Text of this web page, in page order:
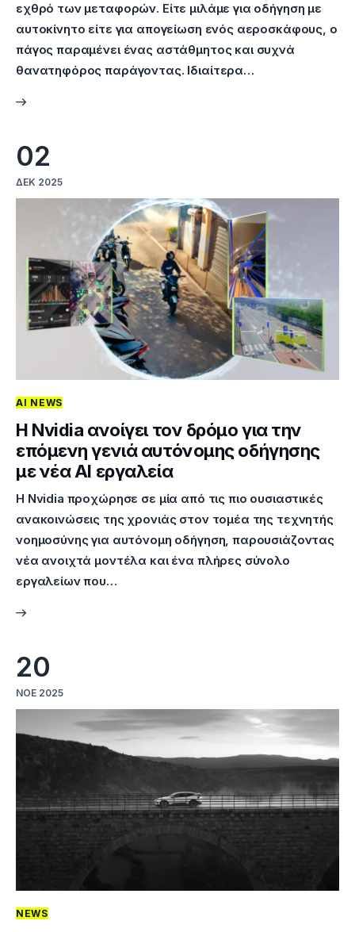
εχθρό των μεταφορών. Είτε μιλάμε για οδήγηση με
αυτοκίνητο είτε για απογείωση ενός αεροσκάφους, ο
πάγος παραμένει ένας αστάθμητος και συχνά
θανατηφόρος παράγοντας. Ιδιαίτερα…
02
ΔΕΚ 2025
AI NEWS
Η Nvidia ανοίγει τον δρόμο για την
επόμενη γενιά αυτόνομης οδήγησης
με νέα AI εργαλεία
Η Nvidia προχώρησε σε μία από τις πιο ουσιαστικές
ανακοινώσεις της χρονιάς στον τομέα της τεχνητής
νοημοσύνης για αυτόνομη οδήγηση, παρουσιάζοντας
νέα ανοιχτά μοντέλα και ένα πλήρες σύνολο
εργαλείων που…
20
ΝΟΈ 2025
NEWS